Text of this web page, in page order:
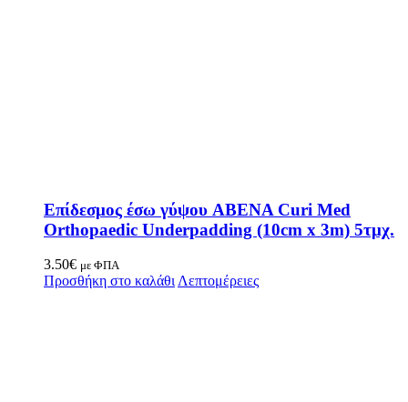
Επίδεσμος έσω γύψου ABENA Curi Med
Orthopaedic Underpadding (10cm x 3m) 5τμχ.
3.50€ με ΦΠΑ
Προσθήκη στο καλάθι Λεπτομέρειες